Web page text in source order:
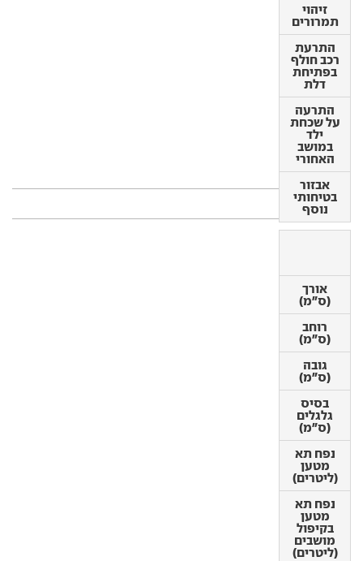
זיהוי
תמרורים
התרעת
רכב חולף
בפתיחת
דלת
התרעה
על שכחת
ילד
במושב
האחורי
אבזור
בטיחותי
נוסף
התרעת
רכב חולף
בפתיחת
דלת
התרעה
על שכחת
ילד במושב
האחורי
אבזור
בטיחותי
נוסף
מידות
אורך
(ס"מ)
רוחב
(ס"מ)
גובה
(ס"מ)
בסיס
גלגלים
(ס"מ)
נפח תא
מטען
(ליטרים)
נפח תא
מטען
בקיפול
מושבים
(ליטרים)
אורך
(ס"מ)
רוחב
(ס"מ)
גובה
(ס"מ)
בסיס
גלגלים
(ס"מ)
נפח תא
מטען
(ליטרים)
נפח תא
מטען
בקיפול
מושבים
(ליטרים)